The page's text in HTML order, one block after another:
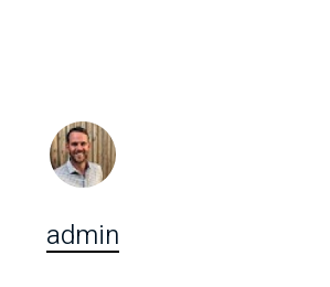
admin